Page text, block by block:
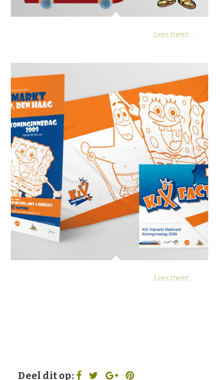
Lees meer ...
Kix Vrijmarkt
Lees meer ...
Deel dit op: